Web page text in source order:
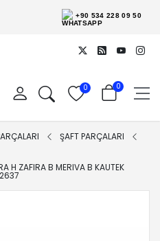
+90 534 228 09 50
0 0
ŞAFT PARÇALARI
H ZAFIRA B MERIVA B KAUTEK